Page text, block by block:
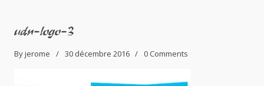
udn-logo-3
Byjerome 30 décembre 2016 0 Comments